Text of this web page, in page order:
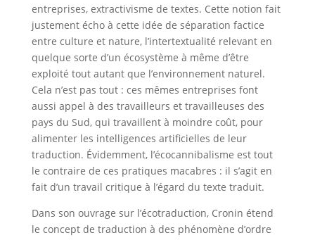
entreprises, extractivisme de textes. Cette notion fait
justement écho à cette idée de séparation factice
entre culture et nature, l’intertextualité relevant en
quelque sorte d’un écosystème à même d’être
exploité tout autant que l’environnement naturel.
Cela n’est pas tout : ces mêmes entreprises font
aussi appel à des travailleurs et travailleuses des
pays du Sud, qui travaillent à moindre coût, pour
alimenter les intelligences artificielles de leur
traduction. Évidemment, l’écocannibalisme est tout
le contraire de ces pratiques macabres : il s’agit en
fait d’un travail critique à l’égard du texte traduit.
Dans son ouvrage sur l’écotraduction, Cronin étend
le concept de traduction à des phénomène d’ordre